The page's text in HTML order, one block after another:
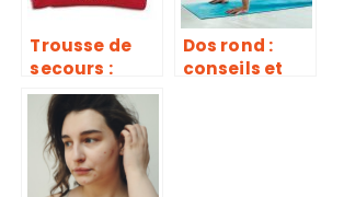
Trousse de
secours :
quels sont
ses
avantages et
comment la
choisir ?
Dos rond :
conseils et